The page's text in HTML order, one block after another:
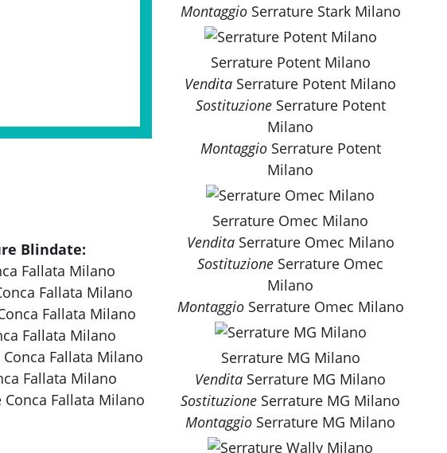
Blindate:
Fallata Milano
Fallata Milano
Fallata Milano
Fallata Milano
Fallata Milano
Fallata Milano
Fallata Milano
Montaggio Serrature Stark Milano
Serrature Potent Milano
Vendita Serrature Potent Milano
Sostituzione Serrature Potent
Milano
Montaggio Serrature Potent
Milano
Serrature Omec Milano
Vendita Serrature Omec Milano
Sostituzione Serrature Omec
Milano
Montaggio Serrature Omec Milano
Serrature MG Milano
Vendita Serrature MG Milano
Sostituzione Serrature MG Milano
Montaggio Serrature MG Milano